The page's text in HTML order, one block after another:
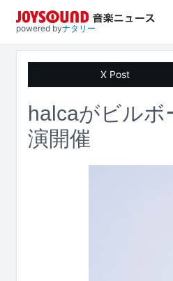
powered byナタリー
X Post
halcaがビルボ
演開催